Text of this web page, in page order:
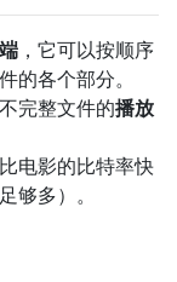
，它可以按顺序
的各个部分。
完整文件的播放
电影的比特率快
够多）。